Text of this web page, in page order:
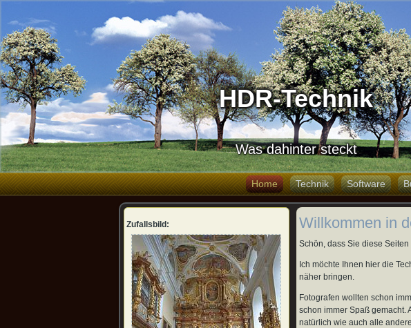
HDR-Technik
Was dahinter steckt
Home Technik Software
Zufallsbild: Willkommen in
Schön, dass Sie diese
Ich möchte Ihnen hier die
näher bringen.
Fotografen wollten schon
schon immer Spaß gemacht.
natürlich wie auch alle